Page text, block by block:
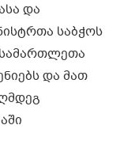
და
საბჭოს
და მათ